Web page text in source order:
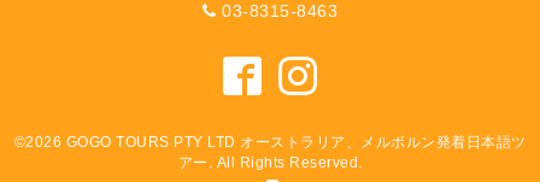
03-8315-8463
©2026 GOGO TOURS PTY LTD オーストラリア、メルボルン発着日本語ツ
アー . All Rights Reserved.